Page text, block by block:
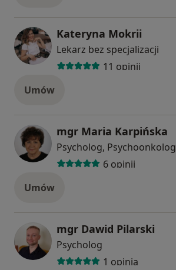
Kateryna Mokrii
Lekarz bez specjalizacji
11 opinii
Umów
mgr Maria Karpińska
Psycholog, Psychoonkolog
6 opinii
Umów
mgr Dawid Pilarski
Psycholog
1 opinia